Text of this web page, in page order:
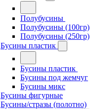
Полубусины
Полубусины (100гр)
Полубусины (250гр)
Бусины пластик
Бусины пластик
Бусины под жемчуг
Бусины микс
Бусины фигурные
Бусины/стразы (полотно)